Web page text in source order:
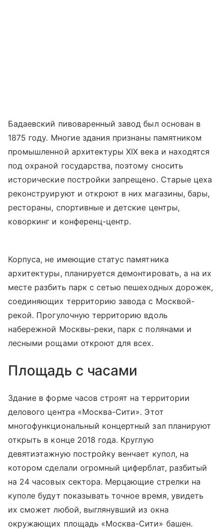
Бадаевский пивоваренный завод был основан в
1875 году. Многие здания признаны памятником
промышленной архитектуры XIX века и находятся
под охраной государства, поэтому сносить
исторические постройки запрещено. Старые цеха
реконструируют и откроют в них магазины, бары,
рестораны, спортивные и детские центры,
коворкинг и конференц-центр.
Корпуса, не имеющие статус памятника
архитектуры, планируется демонтировать, а на их
месте разбить парк с сетью пешеходных дорожек,
соединяющих территорию завода с Москвой-
рекой. Прогулочную территорию вдоль
набережной Москвы-реки, парк с полянами и
лесными рощами откроют для всех.
Площадь с часами
Здание в форме часов строят на территории
делового центра «Москва-Сити». Этот
многофункциональный концертный зал планируют
открыть в конце 2018 года. Круглую
девятиэтажную постройку венчает купол, на
котором сделали огромный циферблат, разбитый
на 24 часовых сектора. Мерцающие стрелки на
куполе будут показывать точное время, увидеть
их сможет любой, выглянувший из окна
окружающих площадь «Москва-Сити» башен.